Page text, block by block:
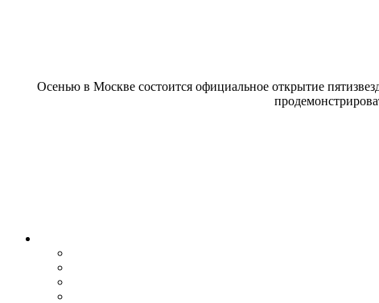
Осенью в Москве состоится официальное открытие